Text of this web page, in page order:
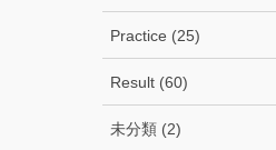
Practice (25)
Result (60)
未分類 (2)